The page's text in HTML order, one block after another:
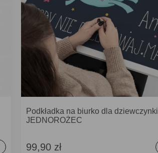
Podkładka na biurko dla dziewczynki
JEDNOROŻEC
99,90 zł